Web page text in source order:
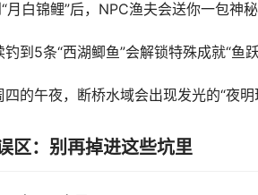
“月白锦鲤”后，NPC渔夫会送你一包神
钓到5条“西湖鲫鱼”会解锁特殊成就“鱼
四的午夜，断桥水域会出现发光的“夜
区：别再掉进这些坑里